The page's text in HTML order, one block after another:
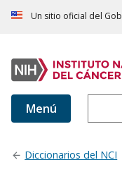
Un sitio oficial del
Menú
Diccionarios del NCI